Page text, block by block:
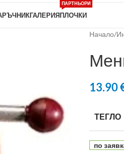
ГАЛЕРИЯПЛОЧКИ
ПАРТНЬОРИ
Начало/
13.90
ТЕГЛО
по